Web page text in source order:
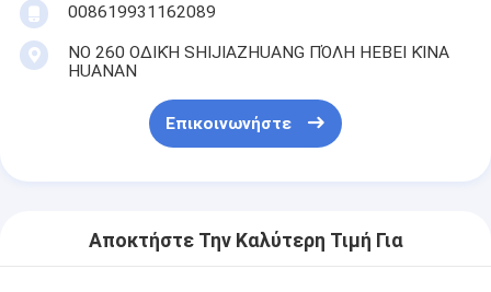
008619931162089
ΝΟ 260 ΟΔΙΚΉ SHIJIAZHUANG ΠΌΛΗ HEBEI ΚΊΝΑ
HUANAN
Επικοινωνήστε
Αποκτήστε Την Καλύτερη Τιμή Για